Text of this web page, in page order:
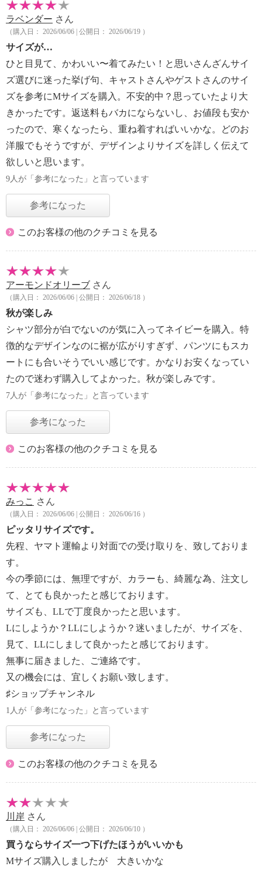
ラベンダー さん
（購入日： 2026/06/06 | 公開日： 2026/06/19 ）
サイズが…
ひと目見て、かわいい〜着てみたい！と思いさんざんサイ
ズ選びに迷った挙げ句、キャストさんやゲストさんのサイ
ズを参考にMサイズを購入。不安的中？思っていたより大
きかったです。返送料もバカにならないし、お値段も安か
ったので、寒くなったら、重ね着すればいいかな。どのお
洋服でもそうですが、デザインよりサイズを詳しく伝えて
欲しいと思います。
9人が「参考になった」と言っています
参考になった
このお客様の他のクチコミを見る
アーモンドオリーブ さん
（購入日： 2026/06/06 | 公開日： 2026/06/18 ）
秋が楽しみ
シャツ部分が白でないのが気に入ってネイビーを購入。特
徴的なデザインなのに裾が広がりすぎず、パンツにもスカ
ートにも合いそうでいい感じです。かなりお安くなってい
たので迷わず購入してよかった。秋が楽しみです。
7人が「参考になった」と言っています
参考になった
このお客様の他のクチコミを見る
みっこ さん
（購入日： 2026/06/06 | 公開日： 2026/06/16 ）
ピッタリサイズです。
先程、ヤマト運輸より対面での受け取りを、致しておりま
す。
今の季節には、無理ですが、カラーも、綺麗な為、注文し
て、とても良かったと感じております。
サイズも、LLで丁度良かったと思います。
Lにしようか？LLにしようか？迷いましたが、サイズを、
見て、LLにしまして良かったと感じております。
無事に届きました、ご連絡です。
又の機会には、宜しくお願い致します。
♯ショップチャンネル
1人が「参考になった」と言っています
参考になった
このお客様の他のクチコミを見る
川岸 さん
（購入日： 2026/06/06 | 公開日： 2026/06/10 ）
買うならサイズ一つ下げたほうがいいかも
Mサイズ購入しましたが 大きいかな